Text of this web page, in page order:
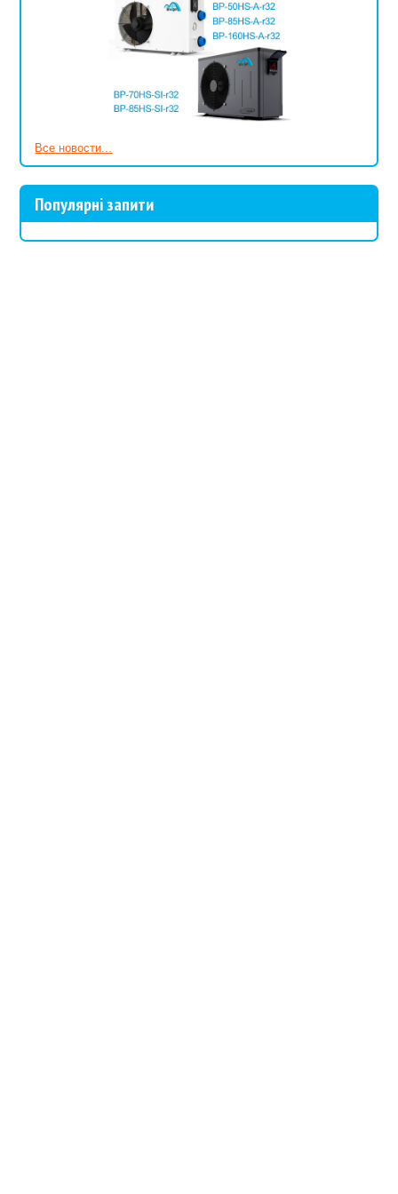
Все новости...
Популярні запити